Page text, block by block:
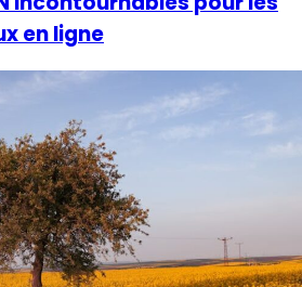
en ligne